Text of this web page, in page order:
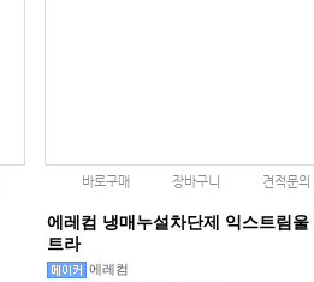
바로구매 장바구니 견적문의
에레컴 냉매누설차단제 익스트림울
트라
에레컴